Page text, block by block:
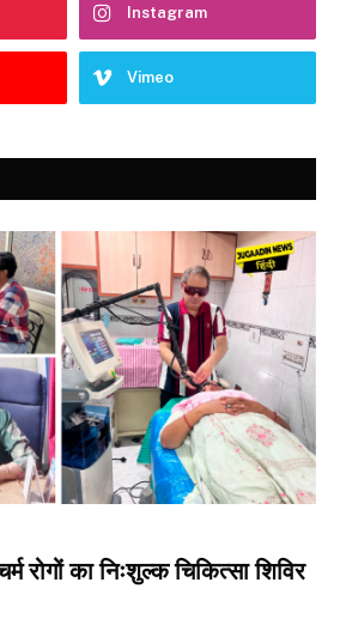
Instagram
Vimeo
रोगों का निःशुल्क चिकित्सा शिविर